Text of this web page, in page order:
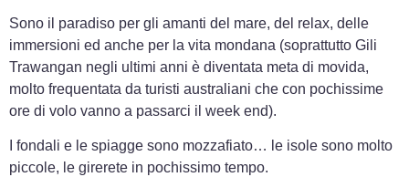
Sono il paradiso per gli amanti del mare, del relax, delle
immersioni ed anche per la vita mondana (soprattutto Gili
Trawangan negli ultimi anni è diventata meta di movida,
molto frequentata da turisti australiani che con pochissime
ore di volo vanno a passarci il week end).
I fondali e le spiagge sono mozzafiato… le isole sono molto
piccole, le girerete in pochissimo tempo.